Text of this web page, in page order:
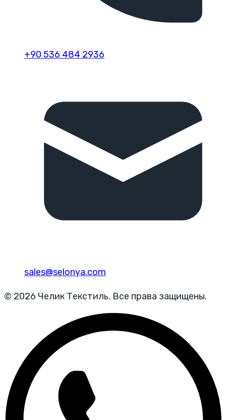
+90 536 484 2936
sales@selonya.com
© 2026 Челик Текстиль. Все права защищены.